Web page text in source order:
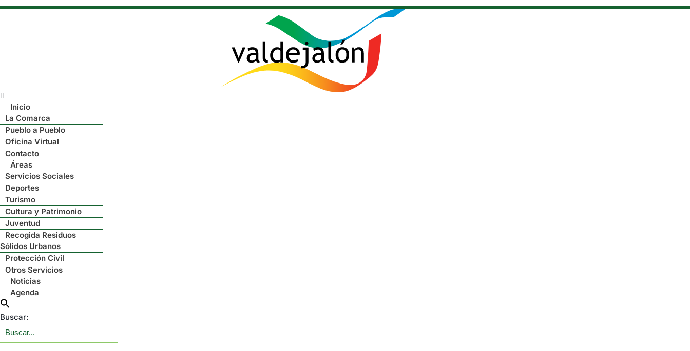
Menú
Inicio
La Comarca
Pueblo a Pueblo
Oficina Virtual
Contacto
Áreas
Servicios Sociales
Deportes
Turismo
Cultura y Patrimonio
Juventud
Recogida Residuos
Sólidos Urbanos
Protección Civil
Otros Servicios
Noticias
Agenda
Buscar: